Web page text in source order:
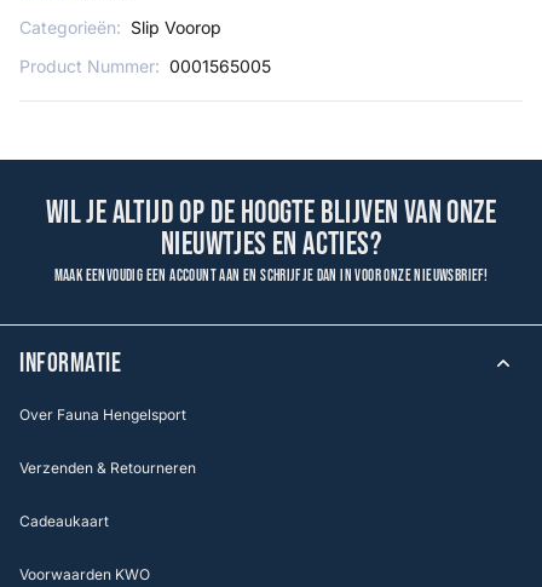
Categorieën: Slip Voorop
Product Nummer: 0001565005
Wil je altijd op de hoogte blijven van onze
nieuwtjes en acties?
Maak eenvoudig een account aan en schrijf je dan in voor onze nieuwsbrief!
INFORMATIE
Over Fauna Hengelsport
Verzenden & Retourneren
Cadeaukaart
Voorwaarden KWO